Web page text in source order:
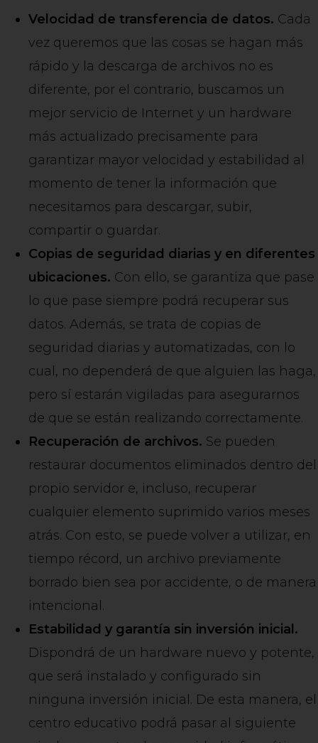
Velocidad de transferencia de datos. Cada
vez queremos que las cosas se hagan más
rápido y la descarga de archivos no es
diferente, por el contrario, buscamos un
mejor servicio de Internet y un hardware
más actualizado precisamente para
garantizar mayor velocidad y estabilidad al
momento de tener la información que
necesitamos para descargar, subir,
compartir o guardar.
Copias de seguridad diarias y en diferentes
ubicaciones. Con ello, se garantiza que pase
lo que pase siempre podrá recuperar sus
datos. Además, se trata de copias de
seguridad diarias y automatizadas, con lo
cual, no dependerá de que alguien las haga,
pero sí estarán vigiladas para asegurarnos
de que se están realizando correctamente.
Recuperación de archivos. Se pueden
restaurar documentos eliminados dentro del
propio servidor e, incluso, recuperar
cualquier elemento suprimido varios meses
atrás. Con esto, se puede volver a utilizar, en
tiempo récord, un archivo previamente
borrado bien sea por accidente, o de manera
intencional.
Estabilidad y garantía sin inversión inicial.
Dispondrá de un hardware nuevo y potente,
que será instalado y configurado sin
ninguna inversión inicial. De esta manera, el
centro educativo podrá pasar al siguiente